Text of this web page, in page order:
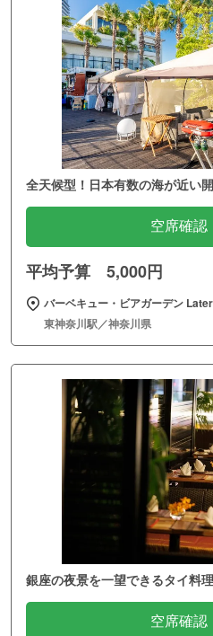
全天候型！日本有数の海が近い
空席確認
平均予算 5,000円
バーベキュー・ビアガーデン
東神奈川駅／神奈川県
銀座の夜景を一望できるタイ料
空席確認